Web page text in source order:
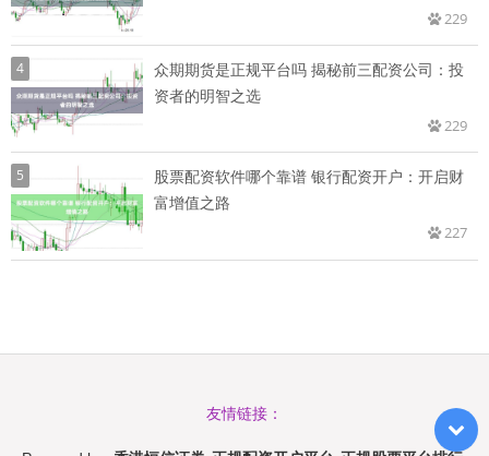
229
4
众期期货是正规平台吗 揭秘前三配资公司：投
资者的明智之选
229
5
股票配资软件哪个靠谱 银行配资开户：开启财
富增值之路
227
友情链接：